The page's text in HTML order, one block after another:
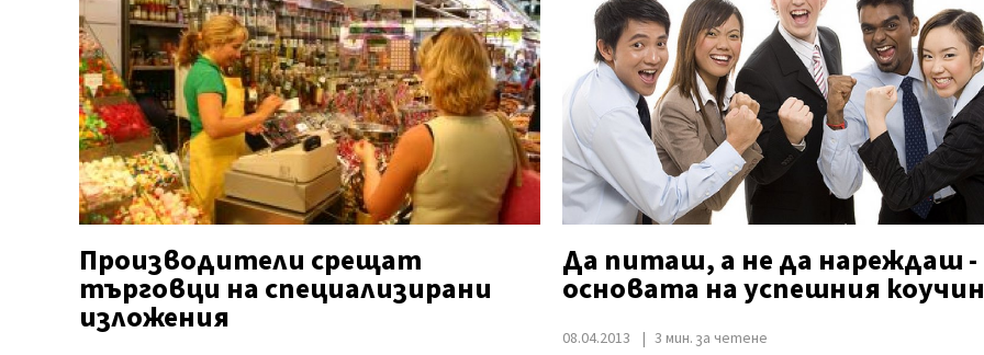
Производители срещат
търговци на специализирани
изложения
Да питаш, а не да нареждаш -
основата на успешния
08.04.2013 3 мин. за четене